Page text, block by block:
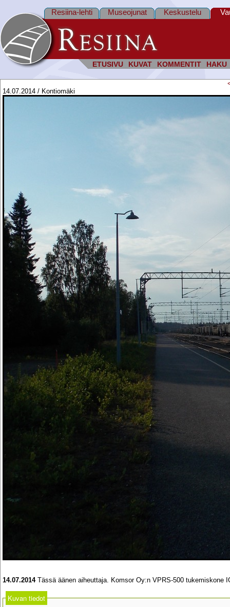
ETUSIVU KUVAT KOMMENTIT HAKU
Resiina-lehti Museojunat Keskustelu
14.07.2014 / Kontiomäki
14.07.2014Tässä äänen aiheuttaja. Komsor Oy:n VPRS-500 tukemiskone
Kuvan tiedot